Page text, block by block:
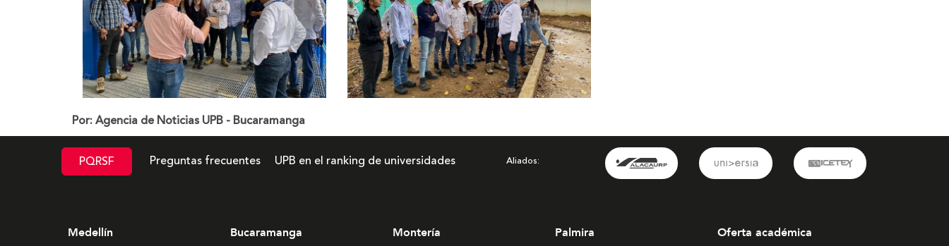
Por: Agencia de Noticias UPB - Bucaramanga
PQRSF Preguntas frecuentes UPB en el ranking de universidades Aliados
Medellín
Bucaramanga
Montería
Palmira
Oferta académica